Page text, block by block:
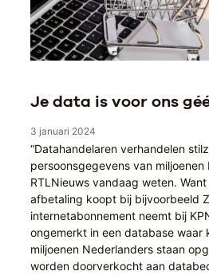
Je data is voor ons
3 januari 2024
“Datahandelaren verhandelen
persoonsgegevens van miljoenen
RTLNieuws vandaag weten.
afbetaling koopt bij bijvoorbeeld
internetabonnement neemt bij
ongemerkt in een database waar
miljoenen Nederlanders staan
worden doorverkocht aan